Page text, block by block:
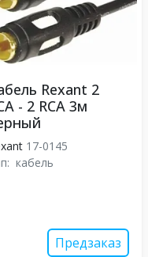
Rexant 2
- 2 RCA 3м
17-0145
кабель
Предзаказ